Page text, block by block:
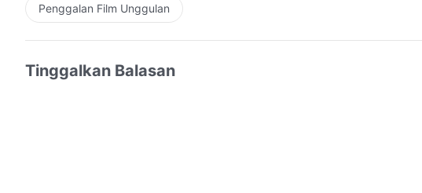
Penggalan Film Unggulan
Tinggalkan Balasan